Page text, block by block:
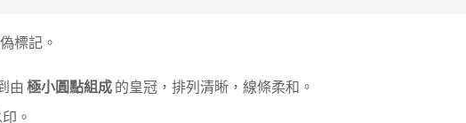
標記。
由 極小圓點組成 的皇冠，排列清晰，線條柔和。
。